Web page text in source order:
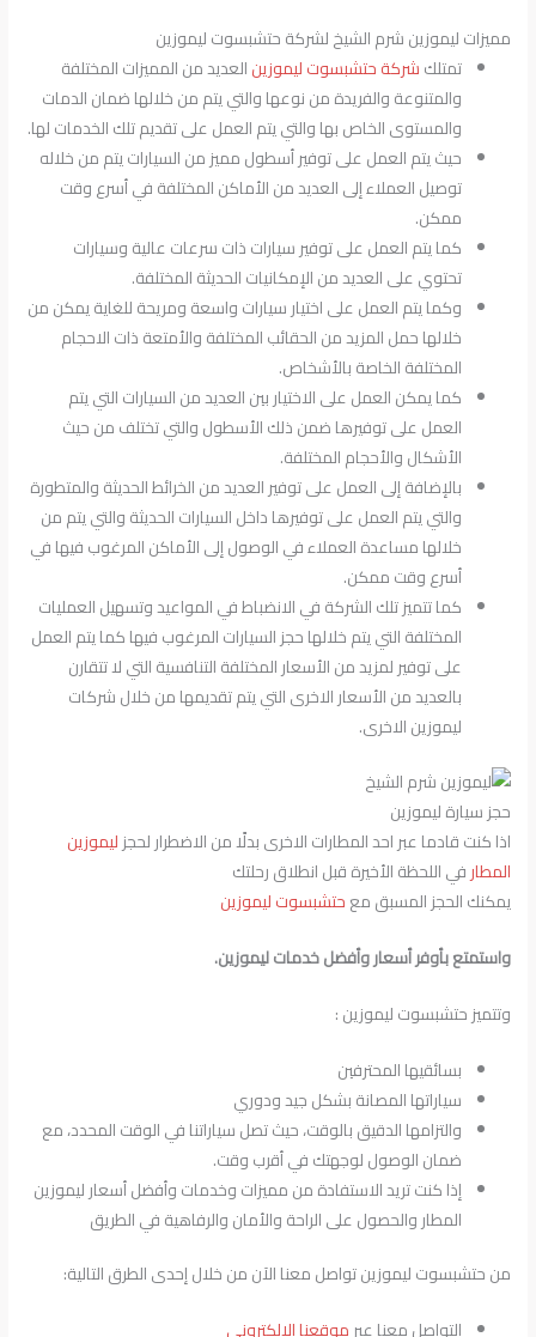
مميزات ليموزين شرم الشيخ لشركة حتشبسوت ليموزين
تمتلكشركة حتشبسوت ليموزينالعديد من المميزات المختلفة
والمتنوعة والفريدة من نوعها والتي يتم من خلالها ضمان الدمات
والمستوى الخاص بها والتي يتم العمل على تقديم تلك الخدمات لها.
حيث يتم العمل على توفير أسطول مميز من السيارات يتم من خلاله
توصيل العملاء إلى العديد من الأماكن المختلفة في أسرع وقت
ممكن.
كما يتم العمل على توفير سيارات ذات سرعات عالية وسيارات
تحتوي على العديد من الإمكانيات الحديثة المختلفة.
وكما يتم العمل على اختيار سيارات واسعة ومريحة للغاية يمكن من
خلالها حمل المزيد من الحقائب المختلفة والأمتعة ذات الاحجام
المختلفة الخاصة بالأشخاص.
كما يمكن العمل على الاختيار بين العديد من السيارات التي يتم
العمل على توفيرها ضمن ذلك الأسطول والتي تختلف من حيث
الأشكال والأحجام المختلفة.
بالإضافة إلى العمل على توفير العديد من الخرائط الحديثة والمتطورة
والتي يتم العمل على توفيرها داخل السيارات الحديثة والتي يتم من
خلالها مساعدة العملاء في الوصول إلى الأماكن المرغوب فيها في
أسرع وقت ممكن.
كما تتميز تلك الشركة في الانضباط في المواعيد وتسهيل العمليات
المختلفة التي يتم خلالها حجز السيارات المرغوب فيها كما يتم العمل
على توفير لمزيد من الأسعار المختلفة التنافسية التي لا تتقارن
بالعديد من الأسعار الاخرى التي يتم تقديمها من خلال شركات
ليموزين الاخرى.
حجز سيارة ليموزين
اذا كنت قادما عبر احد المطارات الاخرى بدلًا من الاضطرار لحجزليموزين
المطارفي اللحظة الأخيرة قبل انطلاق رحلتك
يمكنك الحجز المسبق معحتشبسوت ليموزين
واستمتع بأوفر أسعار وأفضل خدمات ليموزين.
وتتميز حتشبسوت ليموزين :
بسائقيها المحترفين
سياراتها المصانة بشكل جيد ودوري
والتزامها الدقيق بالوقت، حيث تصل سياراتنا في الوقت المحدد، مع
ضمان الوصول لوجهتك في أقرب وقت.
إذا كنت تريد الاستفادة من مميزات وخدمات وأفضل أسعار ليموزين
المطار والحصول على الراحة والأمان والرفاهية في الطريق
من حتشبسوت ليموزين تواصل معنا الآن من خلال إحدى الطرق التالية:
التواصل معنا عبر موقعنا الالكتروني